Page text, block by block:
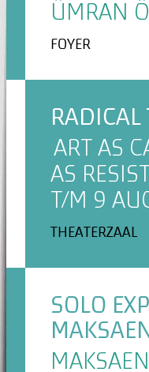
ÜMRAN
FOYER
RADICAL
ART AS
AS
T/M 9
THEATERZAAL
SOLO